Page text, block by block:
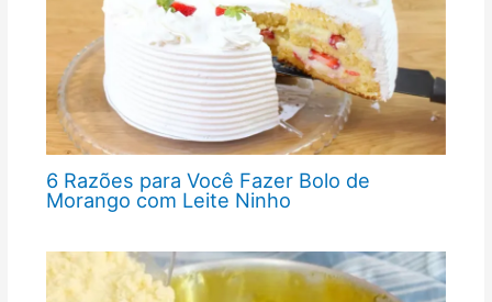
6 Razões para Você Fazer Bolo de
Morango com Leite Ninho